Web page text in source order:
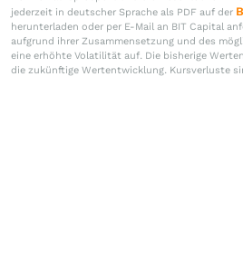
jederzeit in deutscher Sprache als PDF auf der
herunterladen oder per E-Mail an BIT Capital
aufgrund ihrer Zusammensetzung und des
eine erhöhte Volatilität auf. Die bisherige
die zukünftige Wertentwicklung. Kursverluste